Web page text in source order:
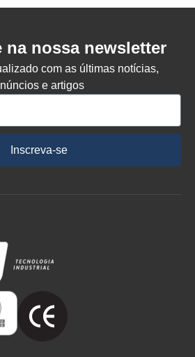
na nossa newsletter
com as últimas notícias,
e artigos
Inscreva-se